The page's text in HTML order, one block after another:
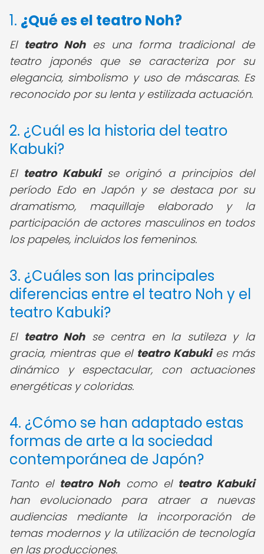
1. ¿Qué es el teatro Noh?
El teatro Nohes una forma tradicional de
teatro japonés que se caracteriza por su
elegancia, simbolismo y uso de máscaras. Es
reconocido por su lenta y estilizada actuación.
2. ¿Cuál es la historia del teatro
Kabuki?
El teatro Kabukise originó a principios del
período Edo en Japón y se destaca por su
dramatismo, maquillaje elaborado y la
participación de actores masculinos en todos
los papeles, incluidos los femeninos.
3. ¿Cuáles son las principales
diferencias entre el teatro Noh y el
teatro Kabuki?
El teatro Nohse centra en la sutileza y la
gracia, mientras que el teatro Kabukies más
dinámico y espectacular, con actuaciones
energéticas y coloridas.
4. ¿Cómo se han adaptado estas
formas de arte a la sociedad
contemporánea de Japón?
Tanto el teatro Nohcomo el teatro Kabuki
han evolucionado para atraer a nuevas
audiencias mediante la incorporación de
temas modernos y la utilización de tecnología
en las producciones.